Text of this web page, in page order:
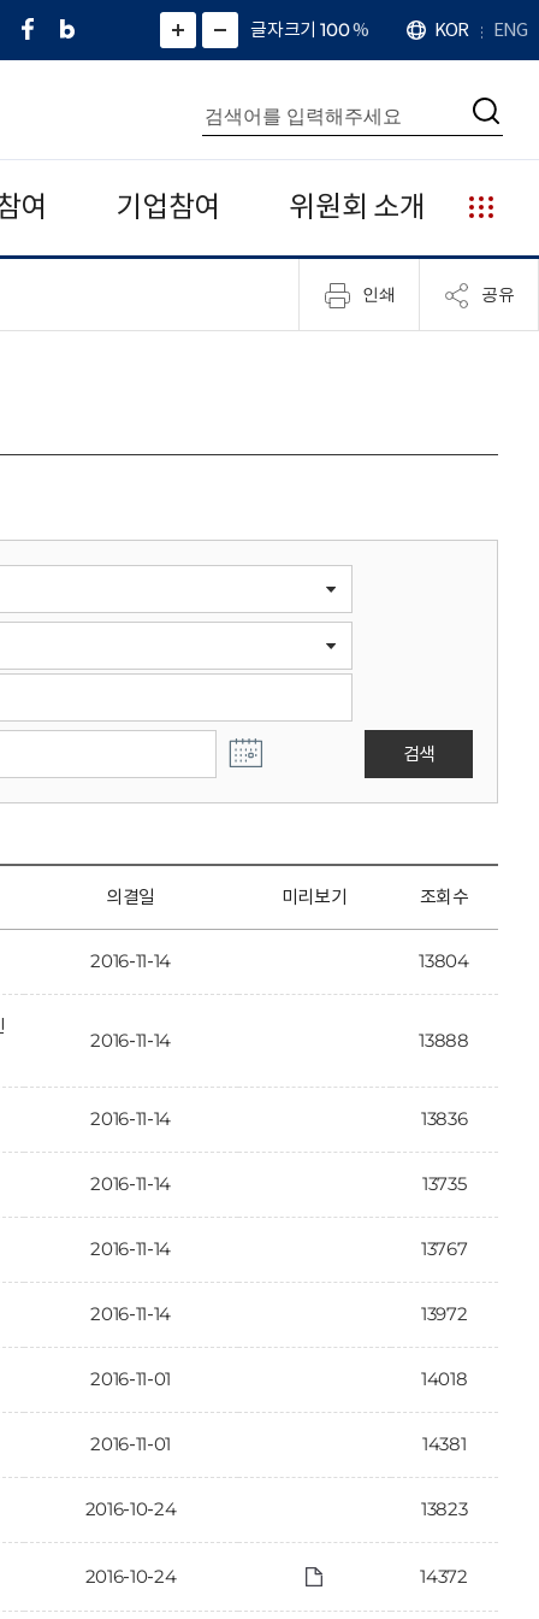
페
네
그
)
화
면
면
소
확
대
치
글자크기 100%
언
어
KOR ENG
통
합
검
색
검
여 기업참여 위원회 소개
누
리
집
안
인쇄 공유
검색
의결일 미리보기 조회수
2016-11-14 13804
2016-11-14 13888
2016-11-14 13836
2016-11-14 13735
2016-11-14 13767
2016-11-14 13972
2016-11-01 14018
2016-11-01 14381
2016-10-24 13823
2016-10-24 14372